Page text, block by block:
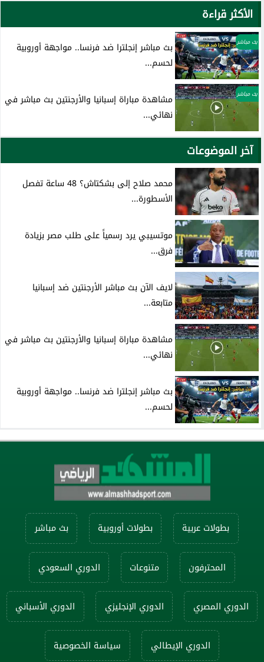
الأكثر قراءة
بث مباشر
بث مباشر إنجلترا ضد فرنسا.. مواجهة أوروبية
لحسم...
بث مباشر
مشاهدة مباراة إسبانيا والأرجنتين بث مباشر في
نهائي...
آخر الموضوعات
محمد صلاح إلى بشكتاش؟ 48 ساعة تفصل
الأسطورة...
موتسيبي يرد رسمياً على طلب مصر بزيادة
فرق...
لايف الآن بث مباشر الأرجنتين ضد إسبانيا
متابعة...
مشاهدة مباراة إسبانيا والأرجنتين بث مباشر في
نهائي...
بث مباشر إنجلترا ضد فرنسا.. مواجهة أوروبية
لحسم...
بطولات عربية بطولات أوروبية بث مباشر
المحترفون متنوعات الدوري السعودي
الدوري المصري الدوري الإنجليزي الدوري الأسباني
الدوري الإيطالي سياسة الخصوصية